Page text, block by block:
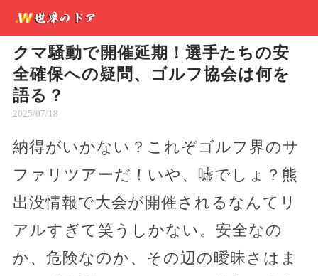
クマ騒動で開催延期！選手たちの安
全確保への疑問、ゴルフ協会は何を
語る？
2025/07/18
納得がいかない？これぞゴルフ界のサ
ファリツアーだ！いや、嘘でしょ？熊
出没情報で大会が開催されるなんてリ
アルすぎて笑うしかない。安全なの
か、危険なのか、その辺の曖昧さはま